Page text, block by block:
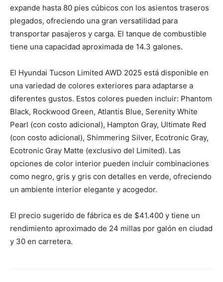
expande hasta 80 pies cúbicos con los asientos traseros
plegados, ofreciendo una gran versatilidad para
transportar pasajeros y carga. El tanque de combustible
tiene una capacidad aproximada de 14.3 galones.
El Hyundai Tucson Limited AWD 2025 está disponible en
una variedad de colores exteriores para adaptarse a
diferentes gustos. Estos colores pueden incluir: Phantom
Black, Rockwood Green, Atlantis Blue, Serenity White
Pearl (con costo adicional), Hampton Gray, Ultimate Red
(con costo adicional), Shimmering Silver, Ecotronic Gray,
Ecotronic Gray Matte (exclusivo del Limited). Las
opciones de color interior pueden incluir combinaciones
como negro, gris y gris con detalles en verde, ofreciendo
un ambiente interior elegante y acogedor.
El precio sugerido de fábrica es de $41.400 y tiene un
rendimiento aproximado de 24 millas por galón en ciudad
y 30 en carretera.